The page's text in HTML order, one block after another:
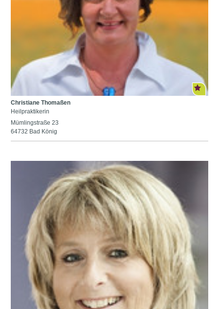
Christiane Thomaßen
Heilpraktikerin
Mümlingstraße 23
64732 Bad König